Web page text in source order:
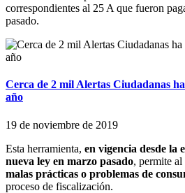
correspondientes al 25 A que fueron
pasado.
Cerca de 2 mil Alertas Ciudadanas
año
19 de noviembre de 2019
Esta herramienta, en vigencia desde la
nueva ley en marzo pasado, permite
malas prácticas o problemas de
proceso de fiscalización.